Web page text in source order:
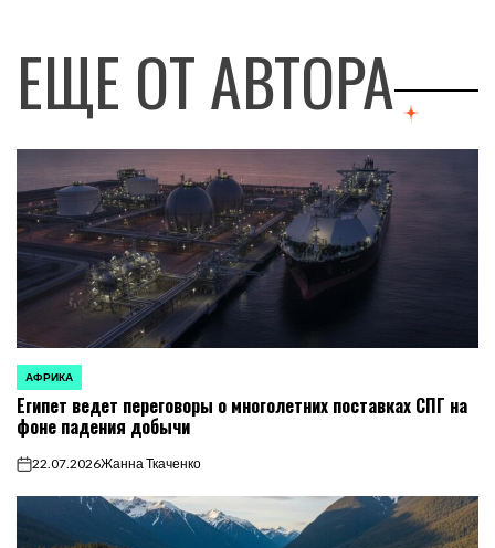
ЕЩЕ ОТ АВТОРА
ОПУБЛИКОВАНО
В
АФРИКА
Египет ведет переговоры о многолетних поставках СПГ на
фоне падения добычи
on22.07.2026Жанна Ткаченко